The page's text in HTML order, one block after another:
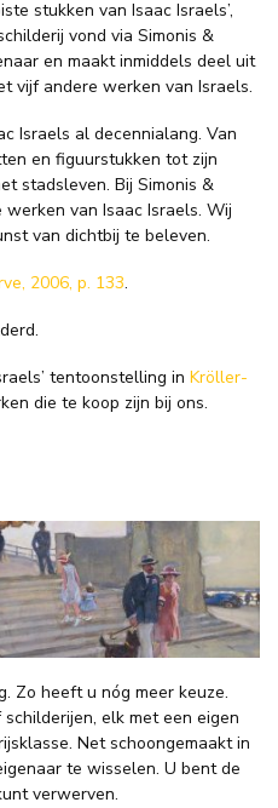
stukken van Isaac Israels’,
vond via Simonis &
en maakt inmiddels deel uit
vijf andere werken van Israels.
Israels al decennialang. Van
en figuurstukken tot zijn
stadsleven. Bij Simonis &
van Isaac Israels. Wij
van dichtbij te beleven.
2006, p. 133.
tentoonstelling in Kröller-
die te koop zijn bij ons.
Zo heeft u nóg meer keuze.
elk met een eigen
Net schoongemaakt in
te wisselen. U bent de
verwerven.